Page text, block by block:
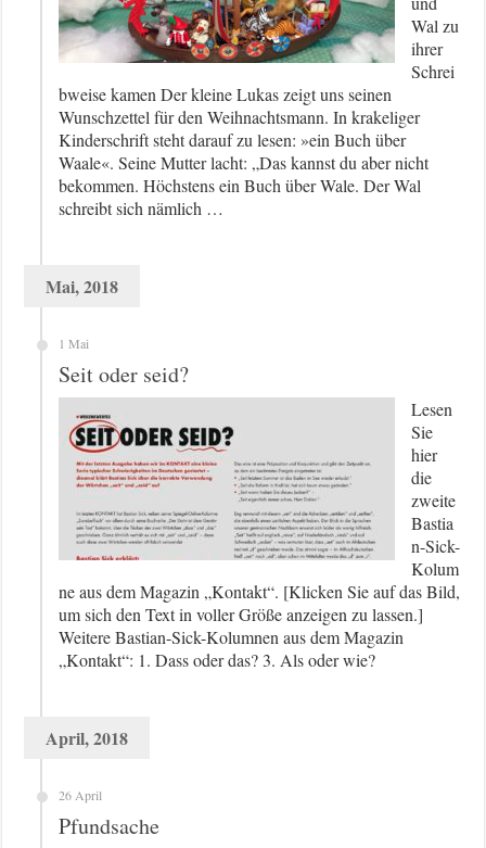
Wal zu
ihrer
Schrei
bweise kamen Der kleine Lukas zeigt uns seinen
Wunschzettel für den Weihnachtsmann. In krakeliger
Kinderschrift steht darauf zu lesen: »ein Buch über
Waale«. Seine Mutter lacht: „Das kannst du aber nicht
bekommen. Höchstens ein Buch über Wale. Der Wal
schreibt sich nämlich …
Mai, 2018
1 Mai
Seit oder seid?
Lesen
Sie
hier
die
zweite
Bastia
n-Sick-
Kolum
ne aus dem Magazin „Kontakt“. [Klicken Sie auf das Bild,
um sich den Text in voller Größe anzeigen zu lassen.]
Weitere Bastian-Sick-Kolumnen aus dem Magazin
„Kontakt“: 1. Dass oder das? 3. Als oder wie?
April, 2018
26 April
Pfundsache